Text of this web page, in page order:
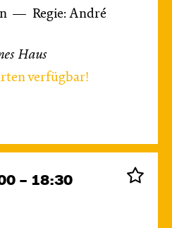
Regie: André
Haus
verfügbar!
– 18:30